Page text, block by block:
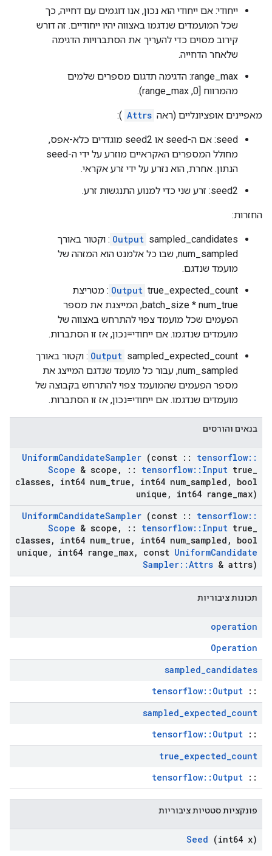
ייחודי: אם ייחודי הוא נכון, אנו דוגמים עם דחייה, כך
שכל המועמדים שנדגמו באצווה יהיו ייחודיים. זה דורש
קירוב מסוים כדי להעריך את הסתברויות הדגימה
שלאחר הדחייה.
range_max: הדגימה תדגום מספרים שלמים
מהמרווח [0, range_max).
מאפיינים אופציונליים (ראה Attrs
):
seed: אם ה-seed או seed2 מוגדרים כלא-אפס,
מחולל המספרים האקראיים מוזרע על ידי ה-seed
הנתון. אחרת, הוא נזרע על ידי זרע אקראי.
seed2: זרע שני כדי למנוע התנגשות זרע.
החזרות:
Output sampled_candidates: וקטור באורך
num_sampled, שבו כל אלמנט הוא המזהה של
מועמד שנדגם.
Output true_expected_count: מטריצת
batch_size * num_true, המייצגת את מספר
הפעמים שכל מועמד צפוי להתרחש באצווה של
מועמדים שנדגמו. אם ייחודי=נכון, אז זו הסתברות.
Output sampled_expected_count: וקטור באורך
num_sampled, עבור כל מועמד שנדגם המייצג את
מספר הפעמים שהמועמד צפוי להתרחש בקבוצה של
מועמדים שנדגמו. אם ייחודי=נכון, אז זו הסתברות.
בנאים והורסים
UniformCandidateSampler (const :: tensorflow::
Scope & scope , :: tensorflow:: Input true
classes, int64 num true , int64 num sampled ,
bool
unique , int64 range max)
UniformCandidateSampler (const :: tensorflow::
Scope & scope , :: tensorflow:: Input true
classes, int64 num true , int64 num sampled ,
bool
unique , int64 range max, const UniformCandidate
Sampler::Attrs & attrs)
תכונות ציבוריות
operation
Operation
sampled_candidates
::
tensorflow::Output
sampled_expected_count
::
tensorflow::Output
true_expected_count
::
tensorflow::Output
פונקציות סטטיות ציבוריות
Seed (int64 x)